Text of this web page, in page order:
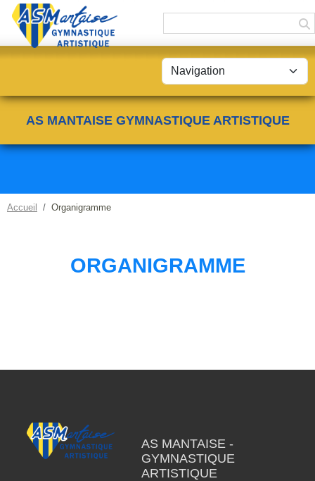
AS MANTAISE GYMNASTIQUE ARTISTIQUE
Accueil Organigramme
ORGANIGRAMME
AS MANTAISE -
GYMNASTIQUE
ARTISTIQUE
Panneau de gestion des cookies